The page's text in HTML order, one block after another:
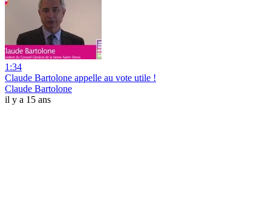
1:34
Claude Bartolone appelle au vote utile !
Claude Bartolone
il y a 15 ans